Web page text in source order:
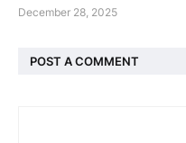
December 28, 2025
POST A COMMENT